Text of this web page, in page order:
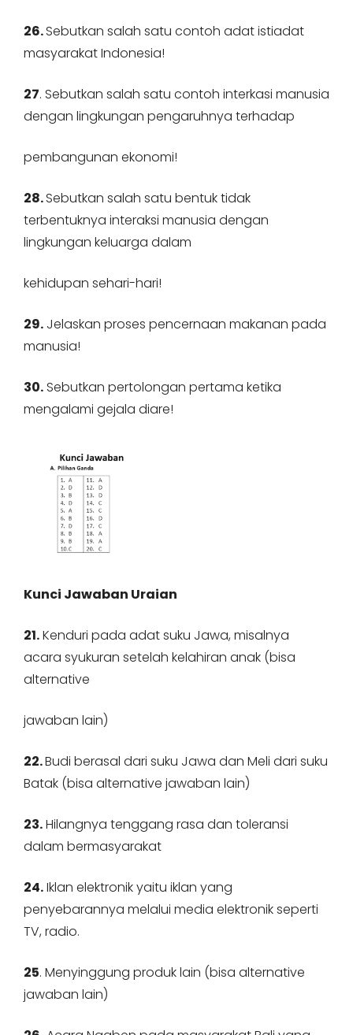
26.Sebutkan salah satu contoh adat istiadat
masyarakat Indonesia!
27. Sebutkan salah satu contoh interkasi manusia
dengan lingkungan pengaruhnya terhadap
pembangunan ekonomi!
28.Sebutkan salah satu bentuk tidak
terbentuknya interaksi manusia dengan
lingkungan keluarga dalam
kehidupan sehari-hari!
29. Jelaskan proses pencernaan makanan pada
manusia!
30. Sebutkan pertolongan pertama ketika
mengalami gejala diare!
Kunci Jawaban Uraian
21.Kenduri pada adat suku Jawa, misalnya
acara syukuran setelah kelahiran anak (bisa
alternative
jawaban lain)
22.Budi berasal dari suku Jawa dan Meli dari suku
Batak (bisa alternative jawaban lain)
23.Hilangnya tenggang rasa dan toleransi
dalam bermasyarakat
24.Iklan elektronik yaitu iklan yang
penyebarannya melalui media elektronik seperti
TV, radio.
25. Menyinggung produk lain (bisa alternative
jawaban lain)